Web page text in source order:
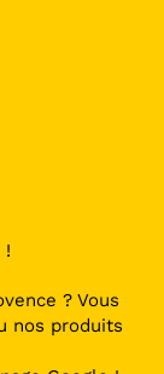
!
? Vous
nos produits